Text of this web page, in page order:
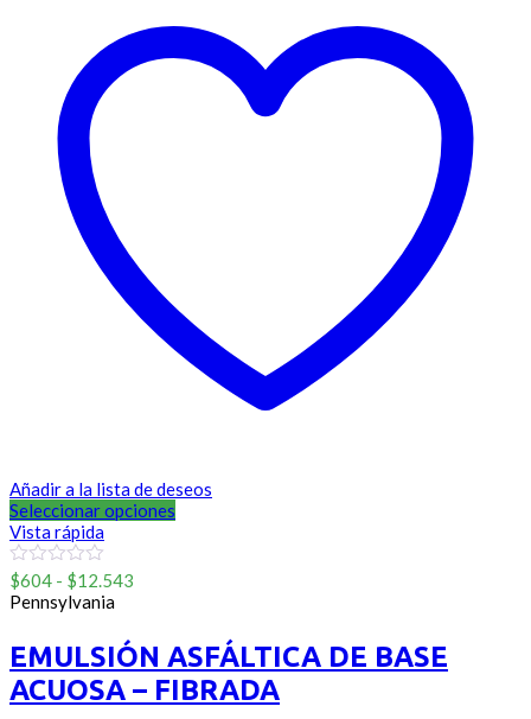
Añadir a la lista de deseos
Seleccionar opciones
Vista rápida
0
out
of
$604 - $12.543
desde
$604
hasta
$12.543
Pennsylvania
EMULSIÓN ASFÁLTICA DE BASE
ACUOSA – FIBRADA